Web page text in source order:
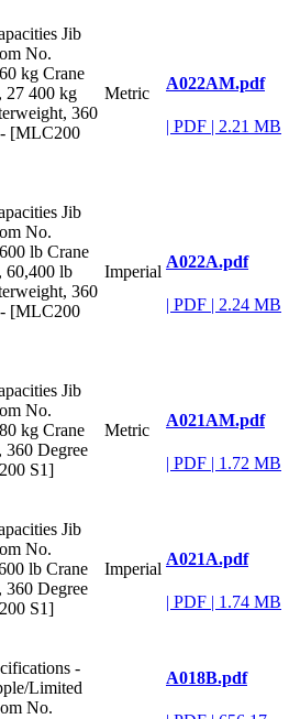
Jib
No.
kg Crane
27 400 kg
360
[MLC200
Metric
A022AM.pdf
| PDF | 2.21 MB
Jib
No.
lb Crane
60,400 lb
360
[MLC200
Imperial
A022A.pdf
| PDF | 2.24 MB
Jib
No.
kg Crane
360 Degree
S1]
Metric
A021AM.pdf
| PDF | 1.72 MB
Jib
No.
lb Crane
360 Degree
S1]
Imperial
A021A.pdf
| PDF | 1.74 MB
-
Limited
No.
A018B.pdf